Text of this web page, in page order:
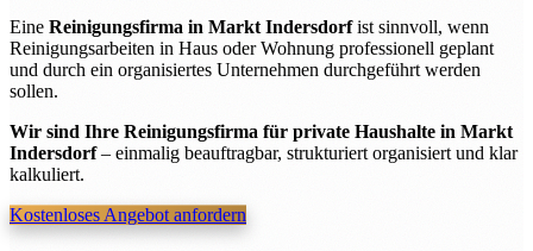
Eine Reinigungsfirma in Markt Indersdorfist sinnvoll, wenn
Reinigungsarbeiten in Haus oder Wohnung professionell geplant
und durch ein organisiertes Unternehmen durchgeführt werden
sollen.
Wir sind Ihre Reinigungsfirma für private Haushalte in Markt
Indersdorf– einmalig beauftragbar, strukturiert organisiert und klar
kalkuliert.
Kostenloses Angebot anfordern